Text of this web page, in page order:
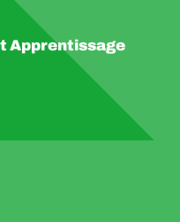
Apprentissage